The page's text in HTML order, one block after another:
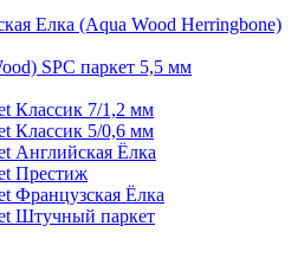
Елка (Aqua Wood Herringbone)
SPC паркет 5,5 мм
Классик 7/1,2 мм
Классик 5/0,6 мм
Английская Ёлка
Престиж
Французская Ёлка
Штучный паркет